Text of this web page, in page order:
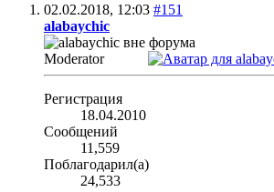
02.02.2018, 12:03 #151
alabaychic
Moderator
Регистрация
18.04.2010
Сообщений
11,559
Поблагодарил(а)
24,533